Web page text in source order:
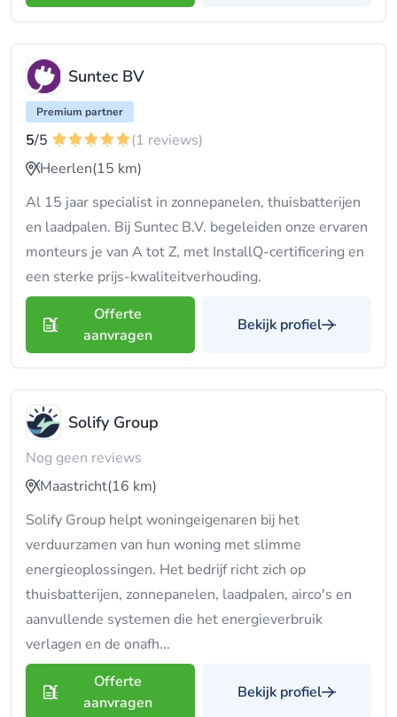
Suntec BV
Premium partner
5/5
(1 reviews)
Heerlen(15 km)
Al 15 jaar specialist in zonnepanelen, thuisbatterijen
en laadpalen. Bij Suntec B.V. begeleiden onze ervaren
monteurs je van A tot Z, met InstallQ-certificering en
een sterke prijs-kwaliteitverhouding.
Offerte
aanvragen
Bekijk profiel
Solify Group
Nog geen reviews
Maastricht(16 km)
Solify Group helpt woningeigenaren bij het
verduurzamen van hun woning met slimme
energieoplossingen. Het bedrijf richt zich op
thuisbatterijen, zonnepanelen, laadpalen, airco's en
aanvullende systemen die het energieverbruik
verlagen en de onafh...
Offerte
aanvragen
Bekijk profiel